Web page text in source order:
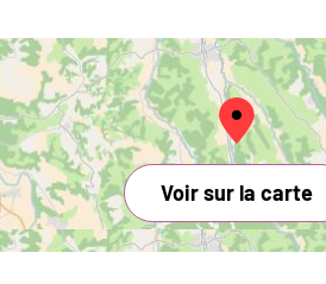
Voir sur la carte